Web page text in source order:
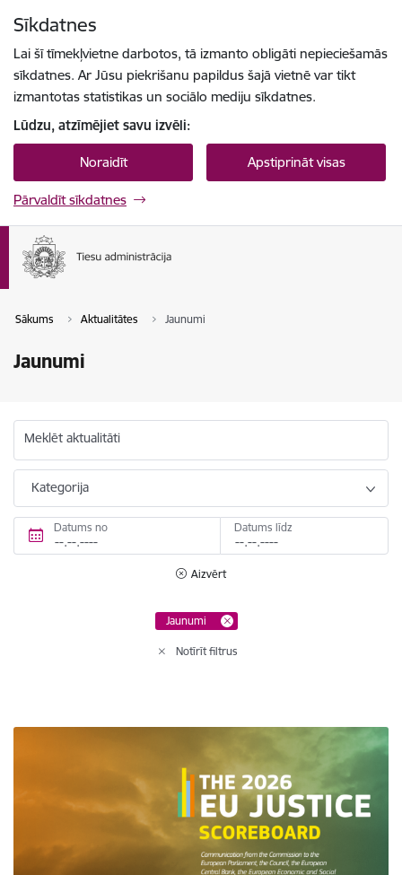
Sīkdatnes
Lai šī tīmekļvietne darbotos, tā izmanto obligāti nepieciešamās
sīkdatnes. Ar Jūsu piekrišanu papildus šajā vietnē var tikt
izmantotas statistikas un sociālo mediju sīkdatnes.
Lūdzu, atzīmējiet savu izvēli:
Noraidīt Apstiprināt visas
Pārvaldīt sīkdatnes
Sākums Aktualitātes Jaunumi
Jaunumi
Meklēt aktualitāti
Kategorija
Datums no Datums līdz
Aizvērt
Jaunumi
Notīrīt filtrus